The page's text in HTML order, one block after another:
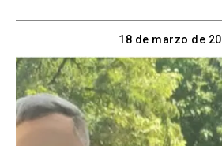
18 de marzo de